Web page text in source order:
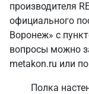
производителя
официального
Воронеж» с
вопросы можно
metakon.ru или
Полка